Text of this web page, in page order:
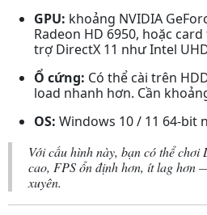
GPU: khoảng NVIDIA
Radeon HD 6950, hoặc
trợ DirectX 11 như Intel
Ổ cứng: Có thể cài trên
load nhanh hơn. Cần
OS: Windows 10 / 11 64-bit
Với cấu hình này, bạn có thể
cao, FPS ổn định hơn, ít lag hơn
xuyên.